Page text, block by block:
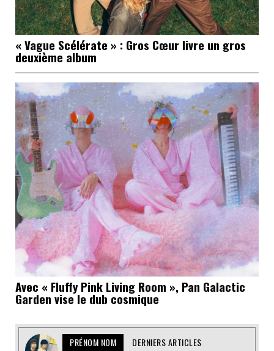
« Vague Scélérate » : Gros Cœur livre un gros
deuxième album
Avec « Fluffy Pink Living Room », Pan Galactic
Garden vise le dub cosmique
PRÉNOM NOM DERNIERS ARTICLES